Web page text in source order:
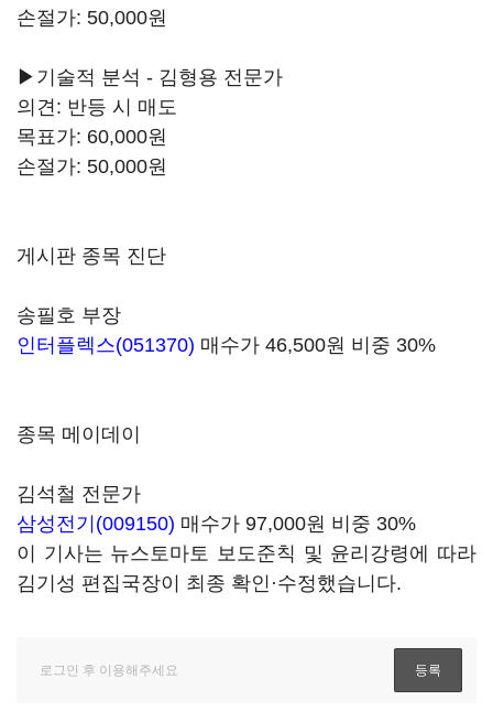
손절가: 50,000원
▶기술적 분석 - 김형용 전문가
의견: 반등 시 매도
목표가: 60,000원
손절가: 50,000원
게시판 종목 진단
송필호 부장
인터플렉스(051370) 매수가 46,500원 비중 30%
종목 메이데이
김석철 전문가
삼성전기(009150) 매수가 97,000원 비중 30%
이 기사는 뉴스토마토 보도준칙 및 윤리강령에 따라
김기성 편집국장이 최종 확인·수정했습니다.